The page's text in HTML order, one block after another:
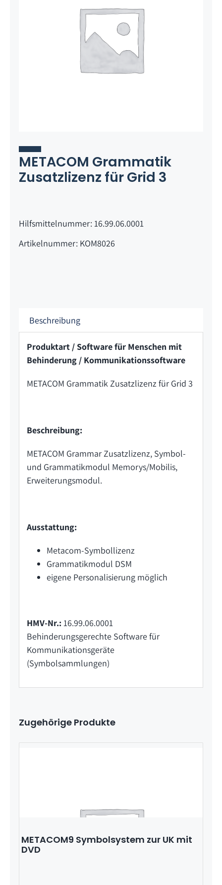
METACOM Grammatik
Zusatzlizenz für Grid 3
Hilfsmittelnummer: 16.99.06.0001
Artikelnummer: KOM8026
Beschreibung
Produktart / Software für Menschen mit
Behinderung / Kommunikationssoftware
METACOM Grammatik Zusatzlizenz für Grid 3
Beschreibung:
METACOM Grammar Zusatzlizenz, Symbol-
und Grammatikmodul Memorys/Mobilis,
Erweiterungsmodul.
Ausstattung:
Metacom-Symbollizenz
Grammatikmodul DSM
eigene Personalisierung möglich
HMV-Nr.: 16.99.06.0001
Behinderungsgerechte Software für
Kommunikationsgeräte
(Symbolsammlungen)
Zugehörige Produkte
METACOM9 Symbolsystem zur UK mit
DVD